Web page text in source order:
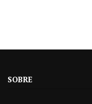
SOBRE